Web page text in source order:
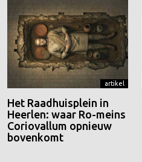
artikel
Het Raadhuisplein in
Heerlen: waar Ro-meins
Coriovallum opnieuw
bovenkomt